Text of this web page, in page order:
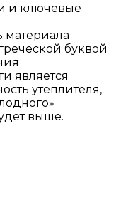
и ключевые
материала
буквой
является
утеплителя,
выше.